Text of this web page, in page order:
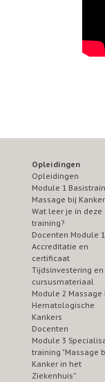
Opleidingen
Opleidingen
Module 1
Massage bij Kanker
Wat leer je in deze
training?
Docenten Module 1
Accreditatie en
certificaat
Tijdsinvestering en
cursusmateriaal
Module 2 Massage
Hematologische
Kankers
Docenten
Module 3
training "Massage
Kanker in het
Ziekenhuis"